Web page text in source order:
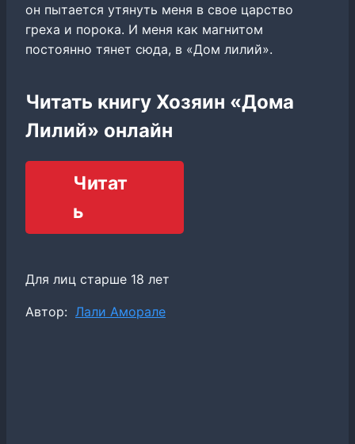
он пытается утянуть меня в свое царство
греха и порока. И меня как магнитом
постоянно тянет сюда, в «Дом лилий».
Читать книгу Хозяин «Дома
Лилий» онлайн
Читат
ь
Для лиц старше 18 лет
Метки
Автор: Лали Аморале